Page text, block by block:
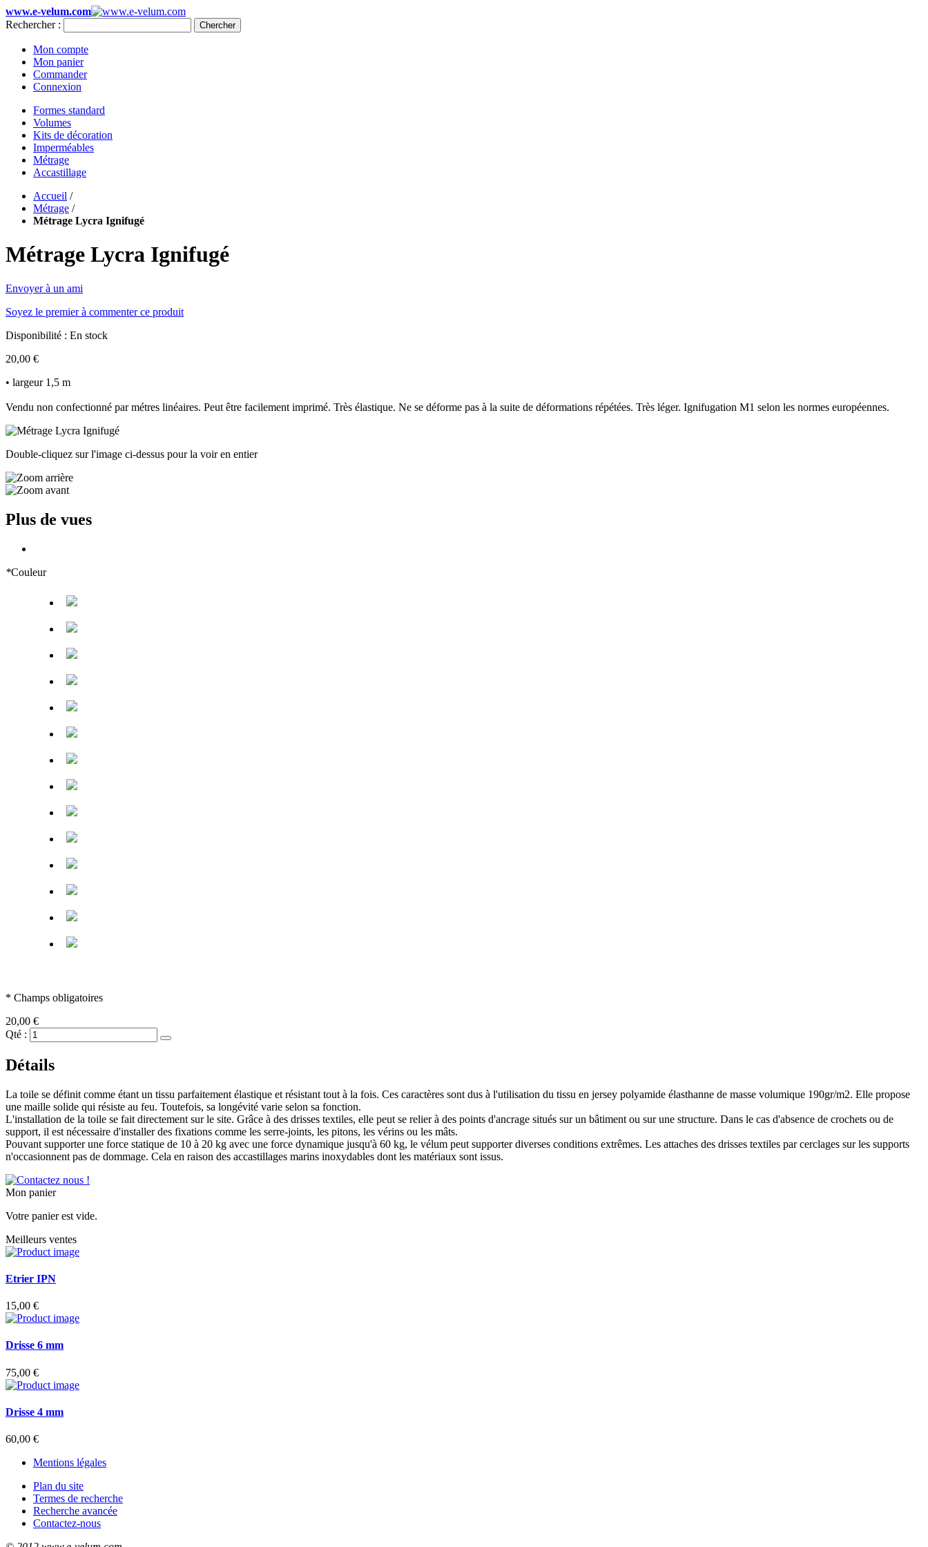
www.e-velum.com
Rechercher :
Chercher
Mon compte
Mon panier
Commander
Connexion
Formes standard
Volumes
Kits de décoration
Imperméables
Métrage
Accastillage
Accueil /
Métrage /
Métrage Lycra Ignifugé
Métrage Lycra Ignifugé
Envoyer à un ami
Soyez le premier à commenter ce produit
Disponibilité : En stock
20,00 €
• largeur 1,5 m
Vendu non confectionné par métres linéaires. Peut être facilement imprimé. Très élastique. Ne se déforme pas à la suite de déformations répétées. Très léger. Ignifugation M1 selon les normes européennes.
Double-cliquez sur l'image ci-dessus pour la voir en entier
Plus de vues
*Couleur
* Champs obligatoires
20,00 €
Qté :
Détails
La toile se définit comme étant un tissu parfaitement élastique et résistant tout à la fois. Ces caractères sont dus à l'utilisation du tissu en jersey polyamide élasthanne de masse volumique 190gr/m2. Elle propose
une maille solide qui résiste au feu. Toutefois, sa longévité varie selon sa fonction.
L'installation de la toile se fait directement sur le site. Grâce à des drisses textiles, elle peut se relier à des points d'ancrage situés sur un bâtiment ou sur une structure. Dans le cas d'absence de crochets ou de
support, il est nécessaire d'installer des fixations comme les serre-joints, les pitons, les vérins ou les mâts.
Pouvant supporter une force statique de 10 à 20 kg avec une force dynamique jusqu'à 60 kg, le vélum peut supporter diverses conditions extrêmes. Les attaches des drisses textiles par cerclages sur les supports
n'occasionnent pas de dommage. Cela en raison des accastillages marins inoxydables dont les matériaux sont issus.
Mon panier
Votre panier est vide.
Meilleurs ventes
Etrier IPN
15,00 €
Drisse 6 mm
75,00 €
Drisse 4 mm
60,00 €
Mentions légales
Plan du site
Termes de recherche
Recherche avancée
Contactez-nous